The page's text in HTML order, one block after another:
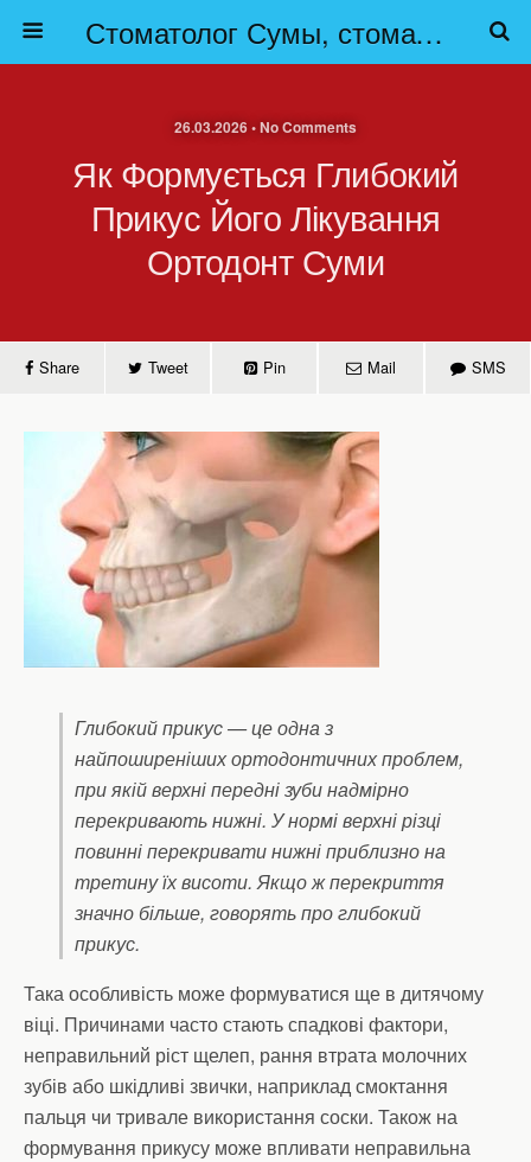
Стоматолог Сумы, стоматологические клиники Сумы, детская стоматология в Сумах. | Частная стоматология Сумы
26.03.2026 • No Comments
Як Формується Глибокий
Прикус Його Лікування
Ортодонт Суми
Share Tweet Pin Mail SMS
Глибокий прикус — це одна з
найпоширеніших ортодонтичних проблем,
при якій верхні передні зуби надмірно
перекривають нижні. У нормі верхні різці
повинні перекривати нижні приблизно на
третину їх висоти. Якщо ж перекриття
значно більше, говорять про глибокий
прикус.
Така особливість може формуватися ще в дитячому
віці. Причинами часто стають спадкові фактори,
неправильний ріст щелеп, рання втрата молочних
зубів або шкідливі звички, наприклад смоктання
пальця чи тривале використання соски. Також на
формування прикусу може впливати неправильна